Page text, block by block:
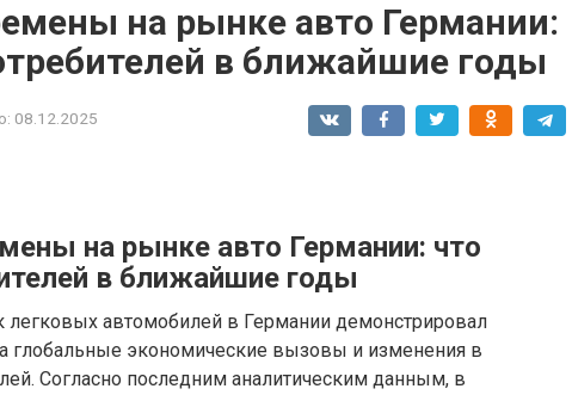
на рынке авто Германии:
в ближайшие годы
08.12.2025
на рынке авто Германии: что
в ближайшие годы
автомобилей в Германии демонстрировал
глобальные экономические вызовы и изменения в
Согласно последним аналитическим данным, в